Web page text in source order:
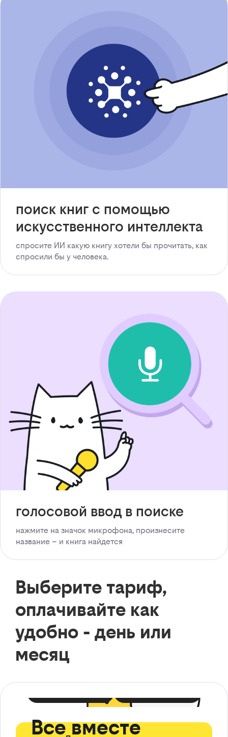
поиск книг с помощью
искусственного интеллекта
спросите ИИ какую книгу хотели бы прочитать, как
спросили бы у человека.
голосовой ввод в поиске
нажмите на значок микрофона, произнесите
название – и книга найдется
Выберите тариф,
оплачивайте как
удобно - день или
месяц
Все вместе